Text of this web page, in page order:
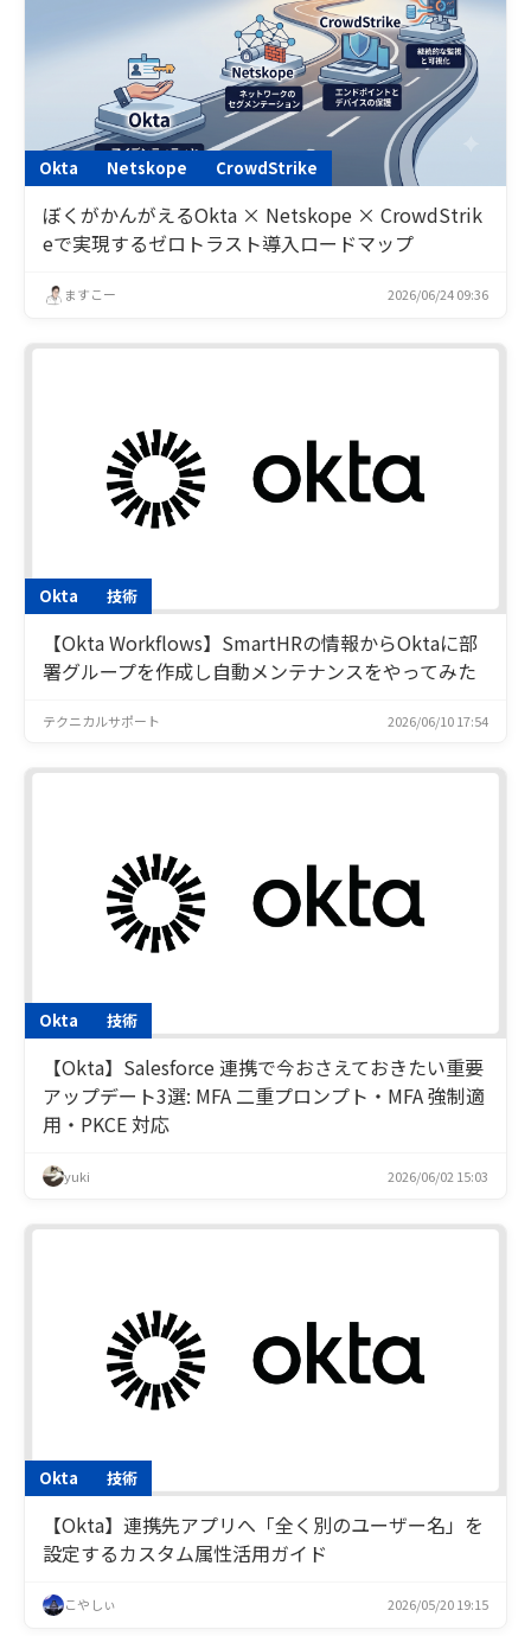
Okta Netskope CrowdStrike
ぼくがかんがえるOkta × Netskope × CrowdStrik
eで実現するゼロトラスト導入ロードマップ
ますこー 2026/06/24 09:36
Okta 技術
【Okta Workflows】SmartHRの情報からOktaに部
署グループを作成し自動メンテナンスをやってみた
テクニカルサポート 2026/06/10 17:54
Okta 技術
【Okta】Salesforce 連携で今おさえておきたい重要
アップデート3選: MFA 二重プロンプト・MFA 強制適
用・PKCE 対応
yuki 2026/06/02 15:03
Okta 技術
【Okta】連携先アプリへ「全く別のユーザー名」を
設定するカスタム属性活用ガイド
こやしぃ 2026/05/20 19:15